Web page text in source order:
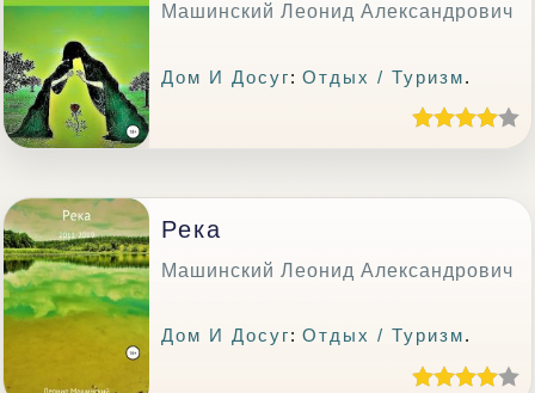
Машинский Леонид Александрович
Дом И Досуг:Отдых / Туризм.
Река
Машинский Леонид Александрович
Дом И Досуг:Отдых / Туризм.